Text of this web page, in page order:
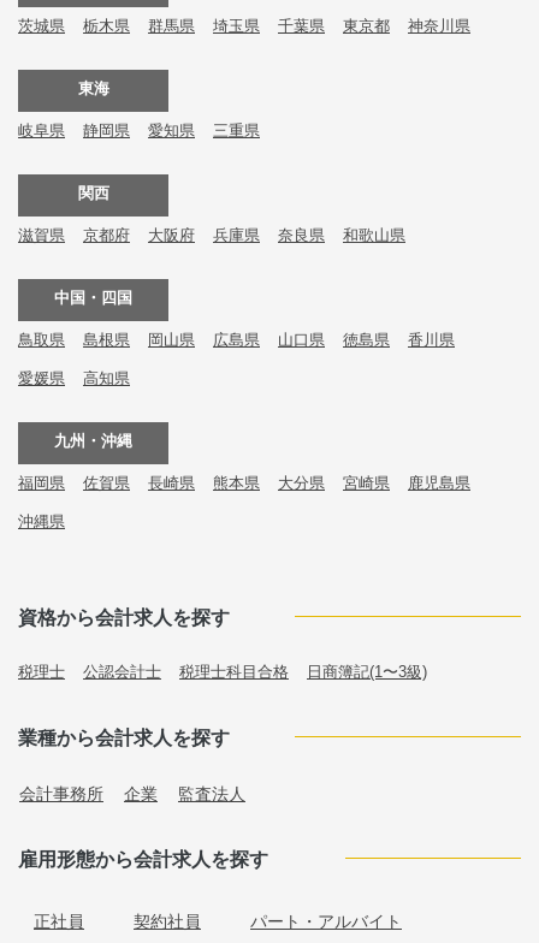
茨城県 栃木県 群馬県 埼玉県 千葉県 東京都 神奈川県
東海
岐阜県 静岡県 愛知県 三重県
関西
滋賀県 京都府 大阪府 兵庫県 奈良県 和歌山県
中国・四国
鳥取県 島根県 岡山県 広島県 山口県 徳島県 香川県
愛媛県 高知県
九州・沖縄
福岡県 佐賀県 長崎県 熊本県 大分県 宮崎県 鹿児島県
沖縄県
資格から会計求人を探す
税理士 公認会計士 税理士科目合格 日商簿記(1〜3級)
業種から会計求人を探す
会計事務所 企業 監査法人
雇用形態から会計求人を探す
正社員 契約社員 パート・アルバイト